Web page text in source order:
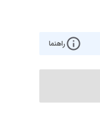
راهنما